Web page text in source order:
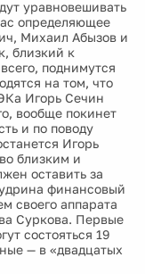
уравновешивать
определяющее
Михаил Абызов и
близкий к
поднимутся
на том, что
Игорь Сечин
вообще покинет
и по поводу
Игорь
близким и
оставить за
финансовый
своего аппарата
Суркова. Первые
состояться 19
— в «двадцатых